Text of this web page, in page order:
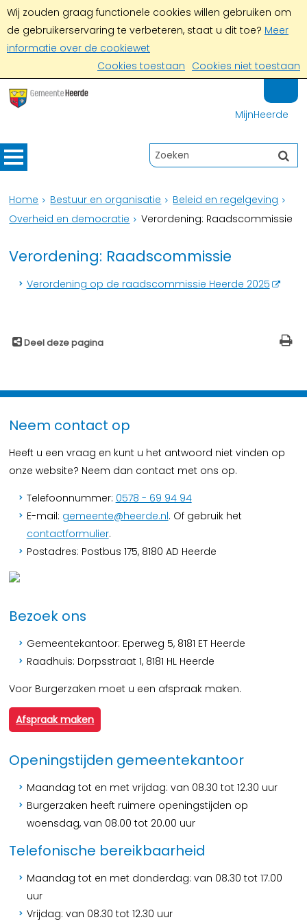
Wij zouden graag functionele cookies willen gebruiken om
de gebruikerservaring te verbeteren, staat u dit toe? Meer
informatie over de cookiewet
Cookies toestaan Cookies niet toestaan
MijnHeerde
Home Bestuur en organisatie
Beleid en regelgeving
Overheid en democratie
Verordening: Raadscommissie
Verordening: Raadscommissie
Verordening op de raadscommissie Heerde 2025
Deel deze pagina
Neem contact op
Heeft u een vraag en kunt u het antwoord niet vinden op
onze website? Neem dan contact met ons op.
Telefoonnummer: 0578 - 69 94 94
E-mail: gemeente@heerde.nl. Of gebruik het
contactformulier.
Postadres: Postbus 175, 8180 AD Heerde
Bezoek ons
Gemeentekantoor: Eperweg 5, 8181 ET Heerde
Raadhuis: Dorpsstraat 1, 8181 HL Heerde
Voor Burgerzaken moet u een afspraak maken.
Afspraak maken
Openingstijden gemeentekantoor
Maandag tot en met vrijdag: van 08.30 tot 12.30 uur
Burgerzaken heeft ruimere openingstijden op
woensdag, van 08.00 tot 20.00 uur
Telefonische bereikbaarheid
Maandag tot en met donderdag: van 08.30 tot 17.00
uur
Vrijdag: van 08.30 tot 12.30 uur